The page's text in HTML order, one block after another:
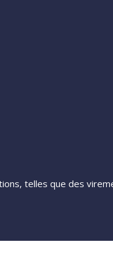
telles que des